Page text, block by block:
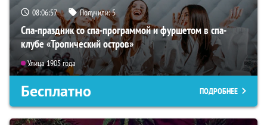
08:06:56 Получили:5
Спа-праздник со спа-программой и фуршетом в спа-
клубе «Тропический остров»
Улица 1905 года
Бесплатно ПОДРОБНЕЕ